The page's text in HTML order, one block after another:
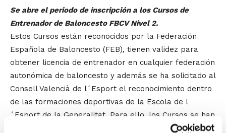
Se abre el periodo de inscripción a los Cursos de
Entrenador de Baloncesto FBCV Nivel 2.
Estos Cursos están reconocidos por la Federación
Española de Baloncesto (FEB), tienen validez para
obtener licencia de entrenador en cualquier federación
autonómica de baloncesto y además se ha solicitado al
Consell Valencià de l´Esport el reconocimiento dentro
de las formaciones deportivas de la Escola de l
´Esport de la Generalitat. Para ello, los Cursos se han
diseñado con la carga lectiva y los contenidos que